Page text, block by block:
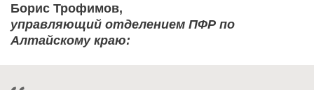
Борис Трофимов,
управляющий отделением ПФР по
Алтайскому краю: